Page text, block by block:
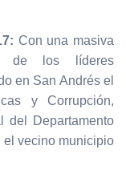
Con una masiva
de los líderes
en San Andrés el
y Corrupción,
del Departamento
el vecino municipio